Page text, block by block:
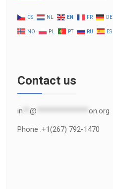
CS NL EN FR DE
NO PL PT RU ES
Contact us
in @ on.org
Phone .+1(267) 792-1470